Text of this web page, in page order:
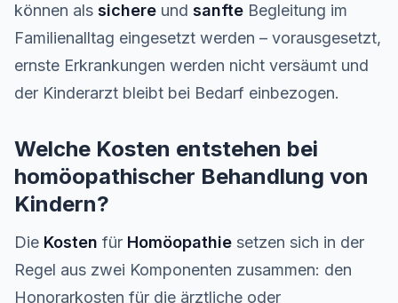
können als sichere und sanfte Begleitung im
Familienalltag eingesetzt werden – vorausgesetzt,
ernste Erkrankungen werden nicht versäumt und
der Kinderarzt bleibt bei Bedarf einbezogen.
Welche Kosten entstehen bei
homöopathischer Behandlung von
Kindern?
Die Kosten für Homöopathie setzen sich in der
Regel aus zwei Komponenten zusammen: den
Honorarkosten für die ärztliche oder